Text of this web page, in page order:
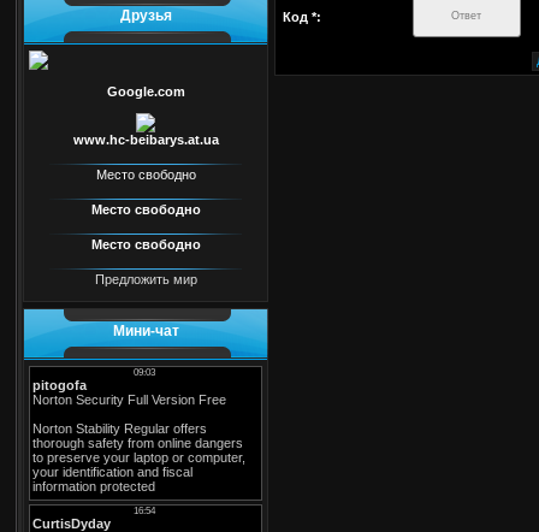
Друзья
Google.com
www.hc-beibarys.at.ua
Место свободно
Место свободно
Место свободно
Предложить мир
Мини-чат
Код *: